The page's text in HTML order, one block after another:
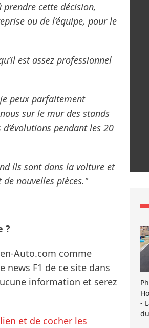
cette décision,
ou de l’équipe, pour le
est assez professionnel
peux parfaitement
sur le mur des stands
pendant les 20
ils sont dans la voiture et
nouvelles pièces."
?
Auto.com comme
news F1 de ce site dans
information et serez
et de cocher les
-